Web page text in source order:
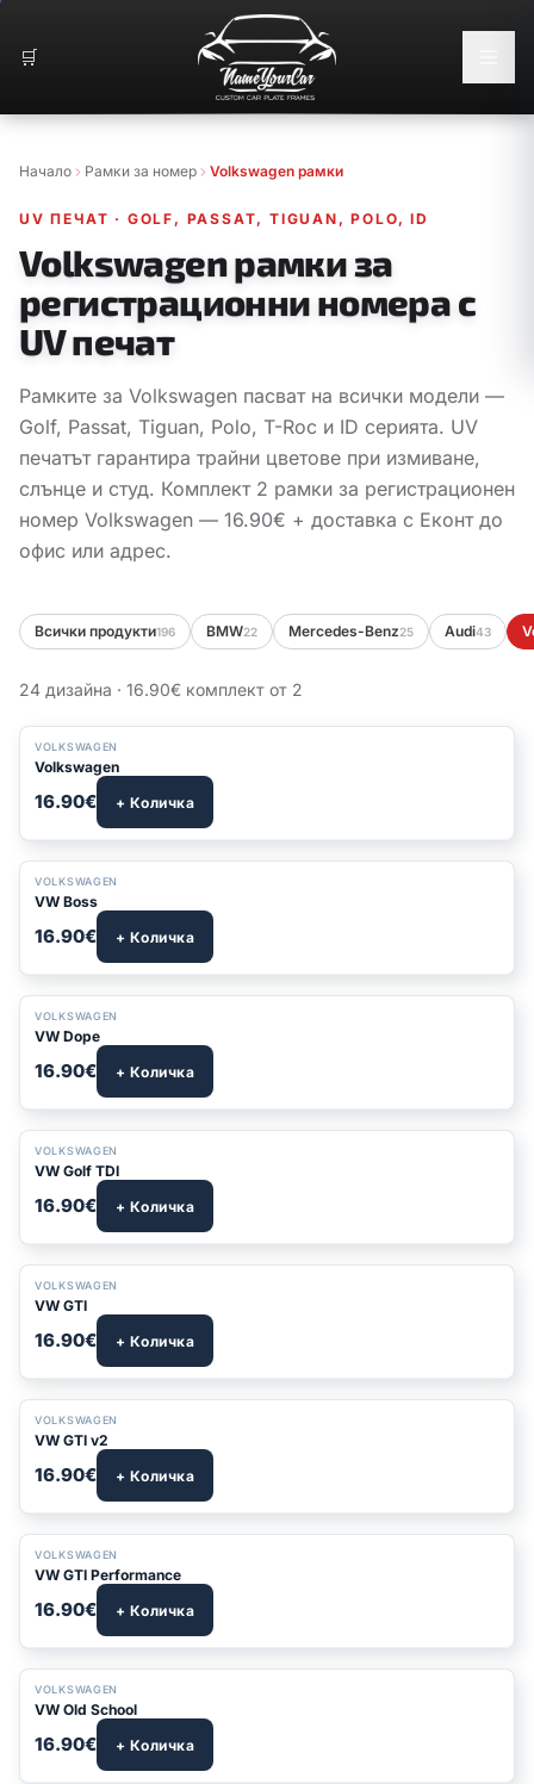
🛒
Начало Рамки за номер Volkswagen рамки
UV ПЕЧАТ · GOLF, PASSAT, TIGUAN, POLO, ID
Volkswagen рамки за
регистрационни номера с
UV печат
Рамките за Volkswagen пасват на всички модели —
Golf, Passat, Tiguan, Polo, T-Roc и ID серията. UV
печатът гарантира трайни цветове при измиване,
слънце и студ. Комплект 2 рамки за регистрационен
номер Volkswagen — 16.90€ + доставка с Еконт до
офис или адрес.
Всички продукти196 BMW22 Mercedes-Benz25 Audi43
24 дизайна · 16.90€ комплект от 2
VOLKSWAGEN
Volkswagen
16.90€ + Количка
VOLKSWAGEN
VW Boss
16.90€ + Количка
VOLKSWAGEN
VW Dope
16.90€ + Количка
БЕСТСЕЛЪР
VOLKSWAGEN
VW Golf TDI
16.90€ + Количка
БЕСТСЕЛЪР
VOLKSWAGEN
VW GTI
16.90€ + Количка
VOLKSWAGEN
VW GTI v2
16.90€ + Количка
VOLKSWAGEN
VW GTI Performance
16.90€ + Количка
VOLKSWAGEN
VW Old School
16.90€ + Количка